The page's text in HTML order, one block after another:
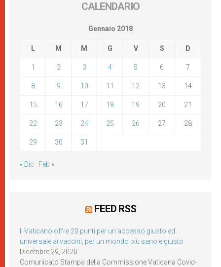
CALENDARIO
Gennaio 2018
L M M G V S D
1 2 3 4 5 6 7
8 9 10 11 12 13 14
15 16 17 18 19 20 21
22 23 24 25 26 27 28
29 30 31
« Dic Feb »
FEED RSS
Il Vaticano offre 20 punti per un accesso giusto ed
universale ai vaccini, per un mondo più sano e giusto
Dicembre 29, 2020
Comunicato Stampa della Commissione Vaticana Covid-